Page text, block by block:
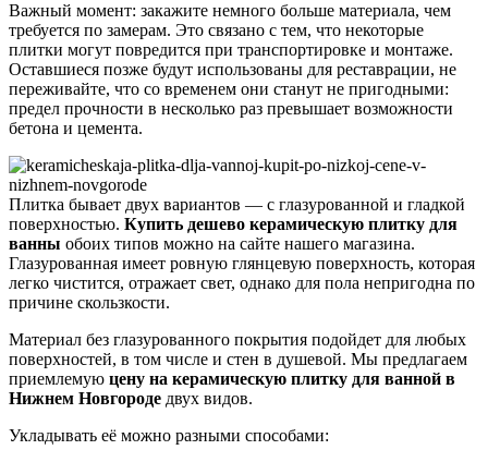
Важный момент: закажите немного больше материала, чем
требуется по замерам. Это связано с тем, что некоторые
плитки могут повредится при транспортировке и монтаже.
Оставшиеся позже будут использованы для реставрации, не
переживайте, что со временем они станут не пригодными:
предел прочности в несколько раз превышает возможности
бетона и цемента.
Плитка бывает двух вариантов — с глазурованной и гладкой
поверхностью. Купить дешево керамическую плитку для
ванны обоих типов можно на сайте нашего магазина.
Глазурованная имеет ровную глянцевую поверхность, которая
легко чистится, отражает свет, однако для пола непригодна по
причине скользкости.
Материал без глазурованного покрытия подойдет для любых
поверхностей, в том числе и стен в душевой. Мы предлагаем
приемлемую цену на керамическую плитку для ванной в
Нижнем Новгороде двух видов.
Укладывать её можно разными способами: